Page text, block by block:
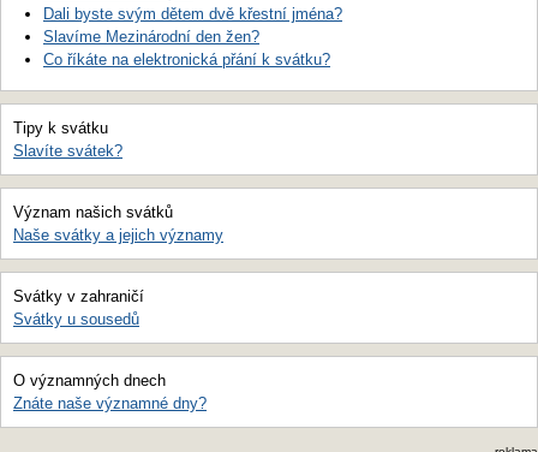
Dali byste svým dětem dvě křestní jména?
Slavíme Mezinárodní den žen?
Co říkáte na elektronická přání k svátku?
Tipy k svátku
Slavíte svátek?
Význam našich svátků
Naše svátky a jejich významy
Svátky v zahraničí
Svátky u sousedů
O významných dnech
Znáte naše významné dny?